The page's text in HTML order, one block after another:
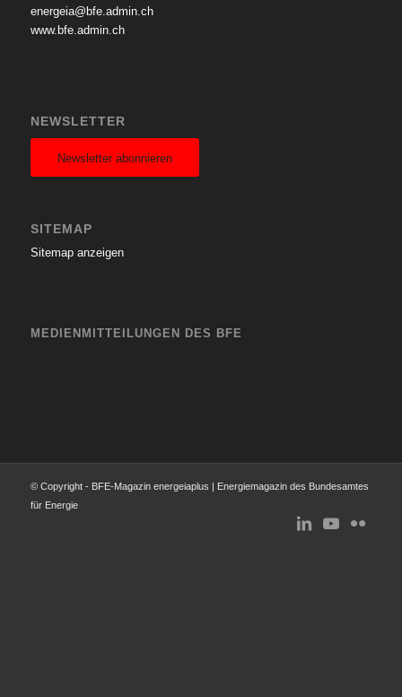
energeia@bfe.admin.ch
www.bfe.admin.ch
NEWSLETTER
Newsletter abonnieren
SITEMAP
Sitemap anzeigen
MEDIENMITTEILUNGEN DES BFE
© Copyright - BFE-Magazin energeiaplus | Energiemagazin des Bundesamtes
für Energie